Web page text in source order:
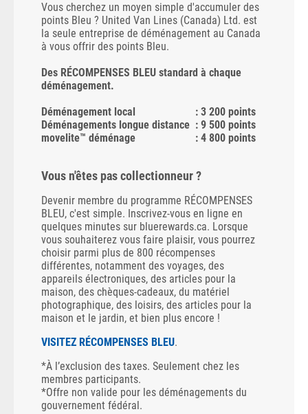
Vous cherchez un moyen simple d'accumuler des
points Bleu ? United Van Lines (Canada) Ltd. est
la seule entreprise de déménagement au Canada
à vous offrir des points Bleu.
Des RÉCOMPENSES BLEU standard à chaque
déménagement.
Déménagement local
: 3 200 points
Déménagements longue distance : 9 500 points
movelite™ déménage
: 4 800 points
Vous n'êtes pas collectionneur ?
Devenir membre du programme RÉCOMPENSES
BLEU, c'est simple. Inscrivez-vous en ligne en
quelques minutes sur bluerewards.ca. Lorsque
vous souhaiterez vous faire plaisir, vous pourrez
choisir parmi plus de 800 récompenses
différentes, notamment des voyages, des
appareils électroniques, des articles pour la
maison, des chèques-cadeaux, du matériel
photographique, des loisirs, des articles pour la
maison et le jardin, et bien plus encore !
VISITEZ RÉCOMPENSES BLEU.
*À l’exclusion des taxes. Seulement chez les
membres participants.
*Offre non valide pour les déménagements du
gouvernement fédéral.